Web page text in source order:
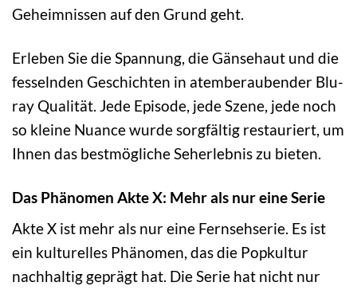
Geheimnissen auf den Grund geht.
Erleben Sie die Spannung, die Gänsehaut und die
fesselnden Geschichten in atemberaubender Blu-
ray Qualität. Jede Episode, jede Szene, jede noch
so kleine Nuance wurde sorgfältig restauriert, um
Ihnen das bestmögliche Seherlebnis zu bieten.
Das Phänomen Akte X: Mehr als nur eine Serie
Akte X ist mehr als nur eine Fernsehserie. Es ist
ein kulturelles Phänomen, das die Popkultur
nachhaltig geprägt hat. Die Serie hat nicht nur